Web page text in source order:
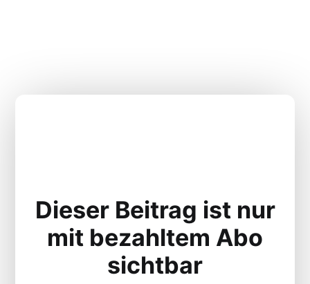
Dieser Beitrag ist nur
mit bezahltem Abo
sichtbar